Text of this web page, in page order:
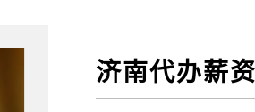
济南代办薪